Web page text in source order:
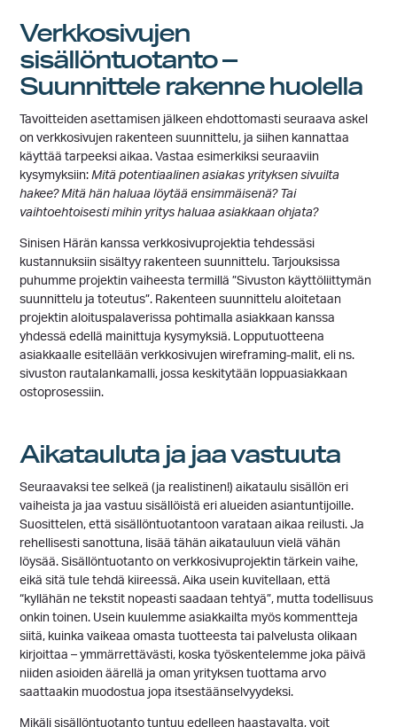
Verkkosivujen
sisällöntuotanto –
Suunnittele rakenne huolella
Tavoitteiden asettamisen jälkeen ehdottomasti seuraava askel
on verkkosivujen rakenteen suunnittelu, ja siihen kannattaa
käyttää tarpeeksi aikaa. Vastaa esimerkiksi seuraaviin
kysymyksiin:Mitä potentiaalinen asiakas yrityksen sivuilta
hakee? Mitä hän haluaa löytää ensimmäisenä? Tai
vaihtoehtoisesti mihin yritys haluaa asiakkaan ohjata?
Sinisen Härän kanssa verkkosivuprojektia tehdessäsi
kustannuksiin sisältyy rakenteen suunnittelu. Tarjouksissa
puhumme projektin vaiheesta termillä ”Sivuston käyttöliittymän
suunnittelu ja toteutus”. Rakenteen suunnittelu aloitetaan
projektin aloituspalaverissa pohtimalla asiakkaan kanssa
yhdessä edellä mainittuja kysymyksiä. Lopputuotteena
asiakkaalle esitellään verkkosivujen wireframing-malit, eli ns.
sivuston rautalankamalli, jossa keskitytään loppuasiakkaan
ostoprosessiin.
Aikatauluta ja jaa vastuuta
Seuraavaksi tee selkeä (ja realistinen!) aikataulu sisällön eri
vaiheista ja jaa vastuu sisällöistä eri alueiden asiantuntijoille.
Suosittelen, että sisällöntuotantoon varataan aikaa reilusti. Ja
rehellisesti sanottuna, lisää tähän aikatauluun vielä vähän
löysää. Sisällöntuotanto on verkkosivuprojektin tärkein vaihe,
eikä sitä tule tehdä kiireessä. Aika usein kuvitellaan, että
“kyllähän ne tekstit nopeasti saadaan tehtyä”, mutta todellisuus
onkin toinen. Usein kuulemme asiakkailta myös kommentteja
siitä, kuinka vaikeaa omasta tuotteesta tai palvelusta olikaan
kirjoittaa – ymmärrettävästi, koska työskentelemme joka päivä
niiden asioiden äärellä ja oman yrityksen tuottama arvo
saattaakin muodostua jopa itsestäänselvyydeksi.
Mikäli sisällöntuotanto tuntuu edelleen haastavalta, voit